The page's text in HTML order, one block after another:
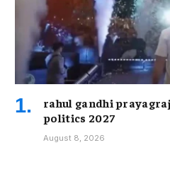
rahul gandhi
politics 2027
August 8, 2026